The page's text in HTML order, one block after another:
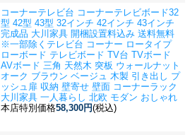
コーナーテレビ台 コーナーテレビボード32
型 42型 43型 32インチ 42インチ 43インチ
完成品 大川家具 開梱設置料込み 送料無料
※一部除く テレビ台 コーナー ロータイプ
ローボード テレビボード TV台 TVボード
AVボード 三角 天然木 突板 ウォールナット
オーク ブラウン ベージュ 木製 引き出し プ
ッシュ扉 収納 壁寄せ 壁面 コーナーラック
大川家具 一人暮らし 北欧 モダン おしゃれ
本店特別価格58,300円(税込)